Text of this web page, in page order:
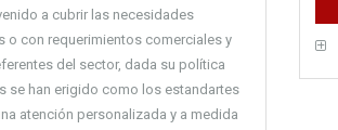
a cubrir las necesidades
o con requerimientos comerciales y
del sector, dada su política
se han erigido como los estandartes
atención personalizada y a medida